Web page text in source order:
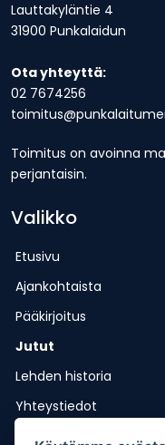
Lauttakyläntie 4
31900 Punkalaidun
Ota yhteyttä:
02 7674256
Toimitus on avoinna
perjantaisin.
Valikko
Etusivu
Ajankohtaista
Pääkirjoitus
Jutut
Lehden historia
Yhteystiedot